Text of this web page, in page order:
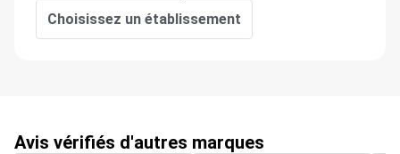
Choisissez un établissement
Avis vérifiés d'autres marques